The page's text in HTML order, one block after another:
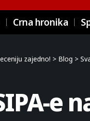
Crna hronika
zajedno! > Blog >
e